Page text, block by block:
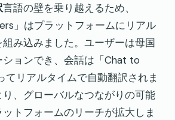
言語の壁を乗り越えるため、
」はプラットフォームにリアル
み込みました。ユーザーは母国
ョンでき、会話は「Chat to
てリアルタイムで自動翻訳されま
、グローバルなつながりの可能
トフォームのリーチが拡大しま